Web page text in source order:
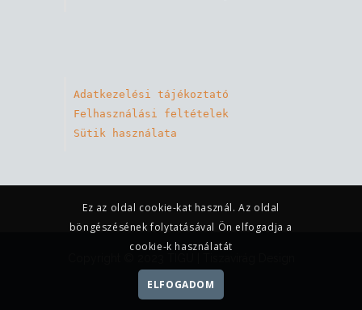
Adatkezelési tájékoztató
Felhasználási feltételek
Sütik használata
Ez az oldal cookie-kat használ. Az oldal
böngészésének folytatásával Ön elfogadja a
cookie-k használatát
ELFOGADOM